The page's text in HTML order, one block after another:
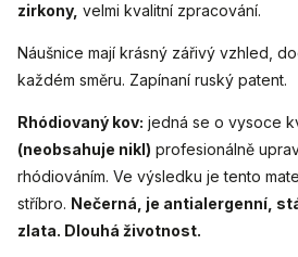
zirkony, velmi kvalitní zpracování.
Náušnice mají krásný zářivý vzhled,
každém směru. Zapínaní ruský patent.
Rhódiovaný kov: jedná se o vysoce
(neobsahuje nikl) profesionálně
rhódiováním. Ve výsledku je tento
stříbro. Nečerná, je antialergenní,
zlata. Dlouhá životnost.